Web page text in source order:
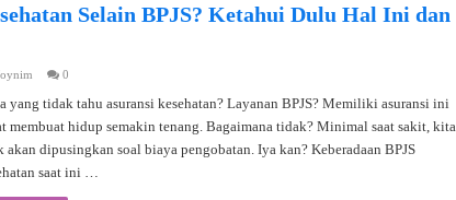
Selain BPJS? Ketahui Dulu Hal Ini dan
0
yang tidak tahu asuransi kesehatan? Layanan BPJS? Memiliki asuransi ini
membuat hidup semakin tenang. Bagaimana tidak? Minimal saat sakit, kita
akan dipusingkan soal biaya pengobatan. Iya kan? Keberadaan BPJS
saat ini …